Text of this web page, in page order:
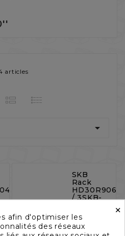
articles

SKB
Rack
HD30R906
/ 3SKB-
Référence
:
×
afin d'optimiser les
des réseaux